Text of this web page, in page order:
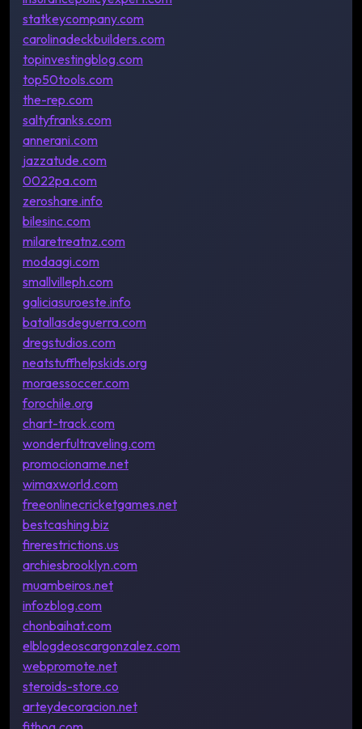
statkeycompany.com
carolinadeckbuilders.com
topinvestingblog.com
top50tools.com
the-rep.com
saltyfranks.com
annerani.com
jazzatude.com
0022pa.com
zeroshare.info
bilesinc.com
milaretreatnz.com
modaagi.com
smallvilleph.com
galiciasuroeste.info
batallasdeguerra.com
dregstudios.com
neatstuffhelpskids.org
moraessoccer.com
forochile.org
chart-track.com
wonderfultraveling.com
promocioname.net
wimaxworld.com
freeonlinecricketgames.net
bestcashing.biz
firerestrictions.us
archiesbrooklyn.com
muambeiros.net
infozblog.com
chonbaihat.com
elblogdeoscargonzalez.com
webpromote.net
steroids-store.co
arteydecoracion.net